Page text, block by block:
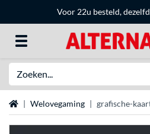
Voor 22u besteld,
HomeWelovegaming grafische-